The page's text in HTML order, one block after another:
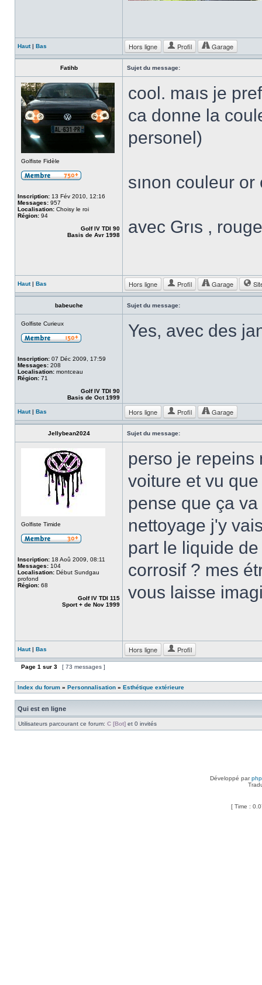
Haut| Bas Hors ligne Profil Garage
Fatihb Sujet du message:
Golfiste Fidèle
Inscription: 13 Fév 2010, 12:16
Messages: 957
Localisation: Choisy le roi
Région: 94
Golf IV TDI 90
Basis de Avr 1998
cool. maıs je
ca donne la
personel)
sınon couleur or
avec Grıs ,
Haut| Bas Hors ligne Profil Garage
babeuche Sujet du message:
Golfiste Curieux
Inscription: 07 Déc 2009, 17:59
Messages: 208
Localisation: montceau
Région: 71
Golf IV TDI 90
Basis de Oct 1999
Yes, avec des
Haut| Bas Hors ligne Profil Garage
Jellybean2024 Sujet du message:
Golfiste Timide
Inscription: 18 Aoû 2009, 08:11
Messages: 104
Localisation: Début Sundgau
profond
Région: 68
Golf IV TDI 115
Sport + de Nov 1999
perso je repeins
voiture et vu
pense que ça
nettoyage j'y
part le liquide
corrosif ? mes
vous laisse
Haut| Bas Hors ligne Profil
Page 1 sur 3 [ 73 messages ]
Index du forum » Personnalisation » Esthétique extérieure
Qui est en ligne
Utilisateurs parcourant ce forum: C [Bot] et 0 invités
Développé par
[ Time :